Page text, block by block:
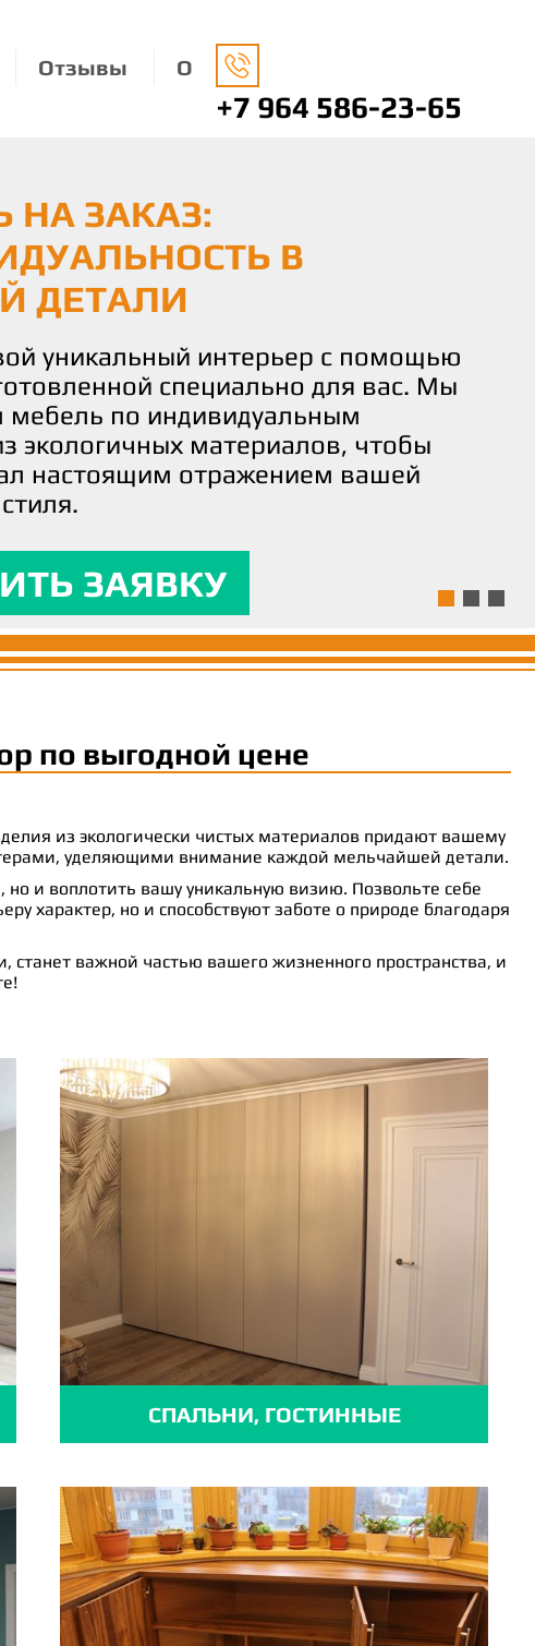
Отзывы
О
+7 964 586-23-65
НА ЗАКАЗ:
В
ДЕТАЛИ
уникальный интерьер с помощью
специально для вас. Мы
мебель по индивидуальным
экологичных материалов, чтобы
настоящим отражением вашей
ЗАЯВКУ
МЕБЕЛЬ: ЗАБОТА
И ВАШЕМ КОМФОРТЕ
к окружающей среде,
экологически чистые
изготовления нашей мебели.
не только придают вашему дому
но и помогают заботиться о нашей
ЗАЯВКУ
ПО ВАШЕМУ ВКУСУ И
КОМФОРТ И
не просто мебель, а
от процесса создания.
искусных мастеров готова
идеи и желания в реальность,
деталь мебели соответствовала
и предоставляла
ЗАЯВКУ
по выгодной цене
из экологически чистых материалов придают вашему
уделяющими внимание каждой мельчайшей детали.
и воплотить вашу уникальную визию. Позвольте себе
характер, но и способствуют заботе о природе благодаря
важной частью вашего жизненного пространства, и
СПАЛЬНИ, ГОСТИННЫЕ